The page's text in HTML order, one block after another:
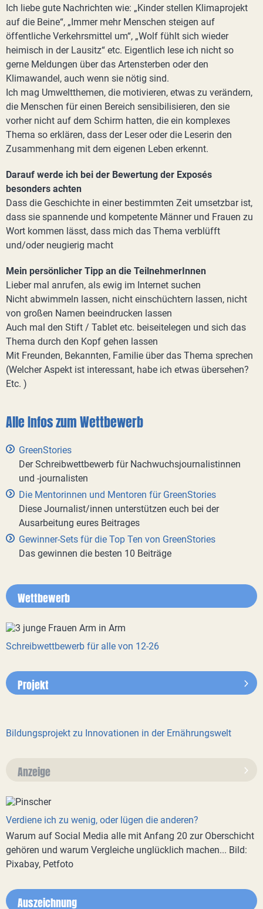
Ich liebe gute Nachrichten wie: „Kinder stellen Klimaprojekt
auf die Beine“, „Immer mehr Menschen steigen auf
öffentliche Verkehrsmittel um“, „Wolf fühlt sich wieder
heimisch in der Lausitz“ etc. Eigentlich lese ich nicht so
gerne Meldungen über das Artensterben oder den
Klimawandel, auch wenn sie nötig sind.
Ich mag Umweltthemen, die motivieren, etwas zu verändern,
die Menschen für einen Bereich sensibilisieren, den sie
vorher nicht auf dem Schirm hatten, die ein komplexes
Thema so erklären, dass der Leser oder die Leserin den
Zusammenhang mit dem eigenen Leben erkennt.
Darauf werde ich bei der Bewertung der Exposés
besonders achten
Dass die Geschichte in einer bestimmten Zeit umsetzbar ist,
dass sie spannende und kompetente Männer und Frauen zu
Wort kommen lässt, dass mich das Thema verblüfft
und/oder neugierig macht
Mein persönlicher Tipp an die TeilnehmerInnen
Lieber mal anrufen, als ewig im Internet suchen
Nicht abwimmeln lassen, nicht einschüchtern lassen, nicht
von großen Namen beeindrucken lassen
Auch mal den Stift / Tablet etc. beiseitelegen und sich das
Thema durch den Kopf gehen lassen
Mit Freunden, Bekannten, Familie über das Thema sprechen
(Welcher Aspekt ist interessant, habe ich etwas übersehen?
Etc. )
Alle Infos zum Wettbewerb
GreenStories
Der Schreibwettbewerb für Nachwuchsjournalistinnen
und -journalisten
Die Mentorinnen und Mentoren für GreenStories
Diese Journalist/innen unterstützen euch bei der
Ausarbeitung eures Beitrages
Gewinner-Sets für die Top Ten von GreenStories
Das gewinnen die besten 10 Beiträge
Wettbewerb
Schreibwettbewerb für alle von 12-26
Projekt
Bildungsprojekt zu Innovationen in der Ernährungswelt
Anzeige
Verdiene ich zu wenig, oder lügen die anderen?
Warum auf Social Media alle mit Anfang 20 zur Oberschicht
gehören und warum Vergleiche unglücklich machen... Bild:
Pixabay, Petfoto
Auszeichnung